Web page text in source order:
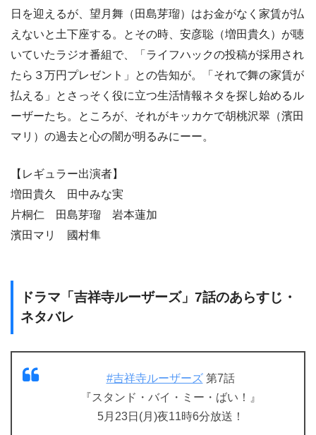
日を迎えるが、望月舞（田島芽瑠）はお金がなく家賃が払
えないと土下座する。とその時、安彦聡（増田貴久）が聴
いていたラジオ番組で、「ライフハックの投稿が採用され
たら３万円プレゼント」との告知が。「それで舞の家賃が
払える」とさっそく役に立つ生活情報ネタを探し始めるル
ーザーたち。ところが、それがキッカケで胡桃沢翠（濱田
マリ）の過去と心の闇が明るみにーー。
【レギュラー出演者】
増田貴久 田中みな実
片桐仁 田島芽瑠 岩本蓮加
濱田マリ 國村隼
ドラマ「吉祥寺ルーザーズ」7話のあらすじ・
ネタバレ
#吉祥寺ルーザーズ第7話
『スタンド・バイ・ミー・ばい！』
5月23日(月)夜11時6分放送！